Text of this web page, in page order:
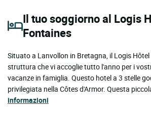
Il tuo soggiorno al Logis
Fontaines
Situato a Lanvollon in Bretagna, il Logis
struttura che vi accoglie tutto l'anno per i
vacanze in famiglia. Questo hotel a 3 stelle
privilegiata nella Côtes d'Armor. Questa
informazioni